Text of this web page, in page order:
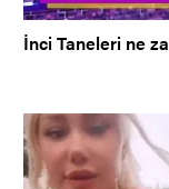
İnci Taneleri ne